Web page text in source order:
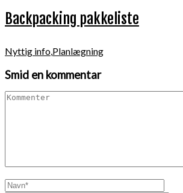
Backpacking pakkeliste
Nyttig info,Planlægning
Smid en kommentar